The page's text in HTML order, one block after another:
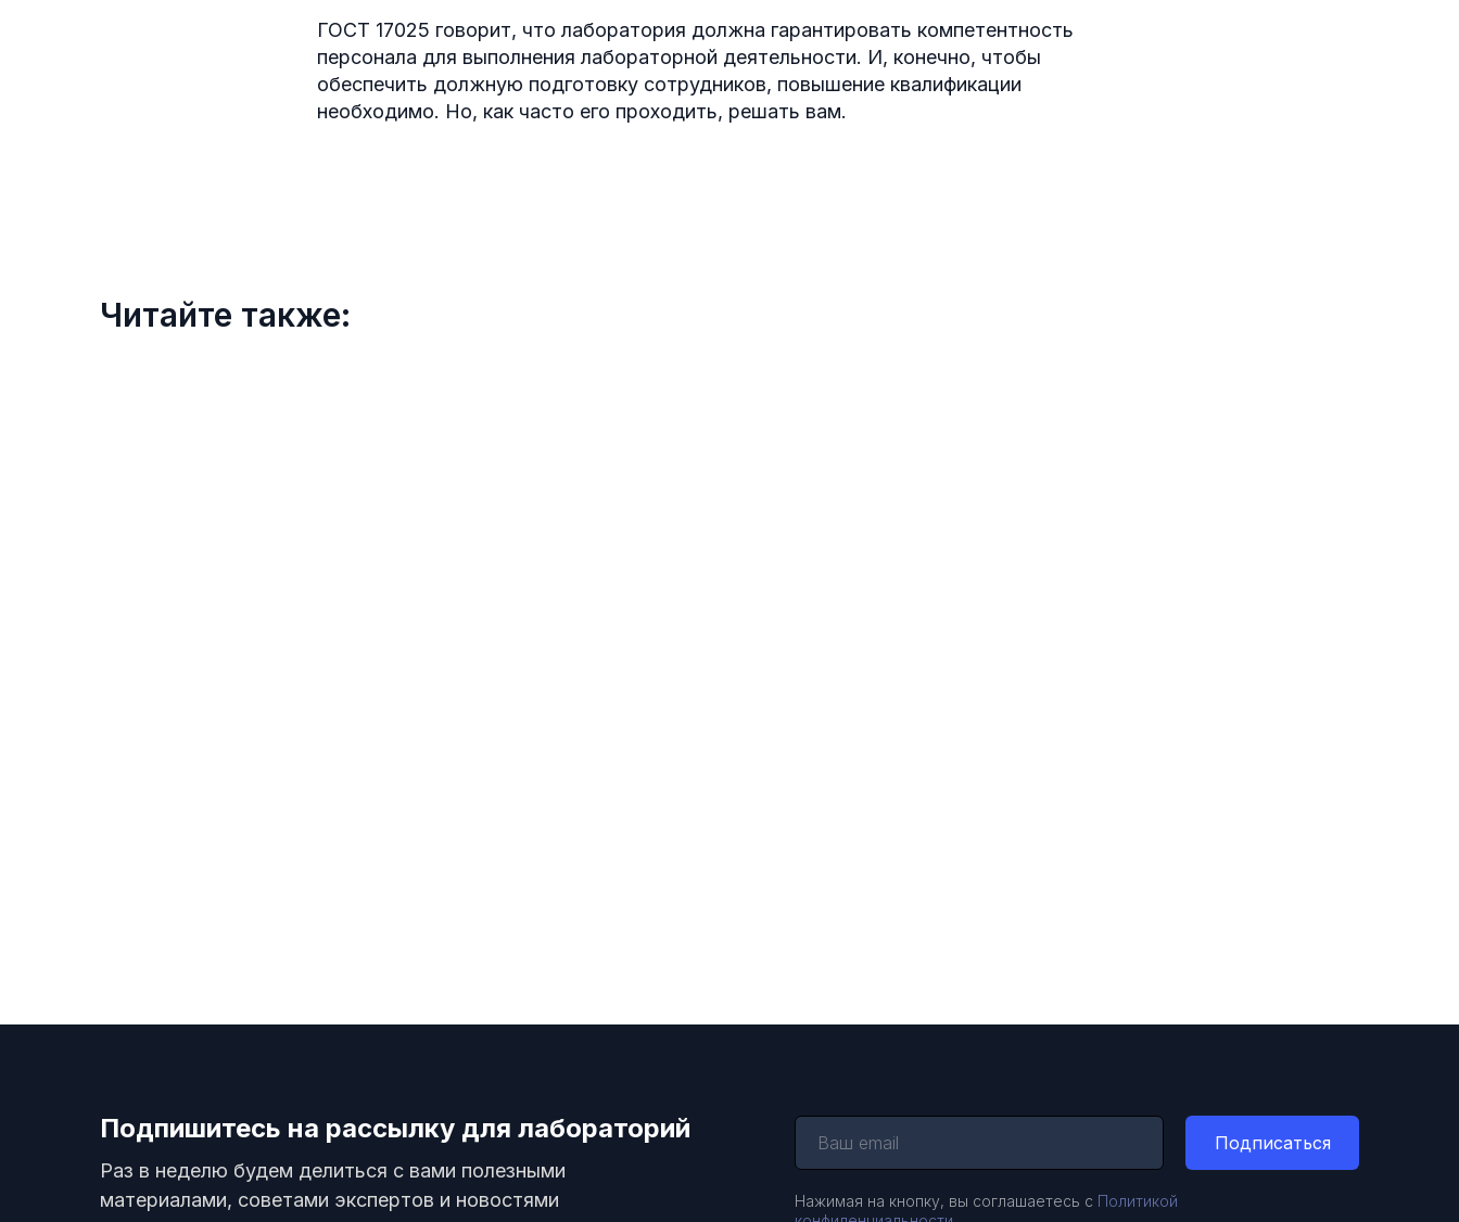
ГОСТ 17025 говорит, что лаборатория должна гарантировать компетентность
персонала для выполнения лабораторной деятельности. И, конечно, чтобы
обеспечить должную подготовку сотрудников, повышение квалификации
необходимо. Но, как часто его проходить, решать вам.
Читайте также:
Подпишитесь на рассылку для лабораторий
Раз в неделю будем делиться с вами полезными
материалами, советами экспертов и новостями
Подписаться
Нажимая на кнопку, вы соглашаетесь с Политикой